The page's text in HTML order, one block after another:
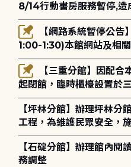
8/14行動書房服務暫停,造
1:00-1:30)本館網站及相
網路升級更新將暫停服務
起閉館，臨時櫃檯設置於
造成不便，敬請見諒。
【坪林分館】辦理坪林分
工程，為維護民眾安全，
【石碇分館】辦理館內閱
務調整